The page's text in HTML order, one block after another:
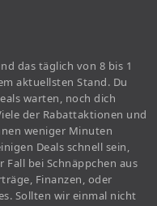
das täglich von 8 bis 1
aktuellsten Stand. Du
warten, noch dich
der Rabattaktionen und
weniger Minuten
Deals schnell sein,
bei Schnäppchen aus
Finanzen, oder
Sollten wir einmal nicht